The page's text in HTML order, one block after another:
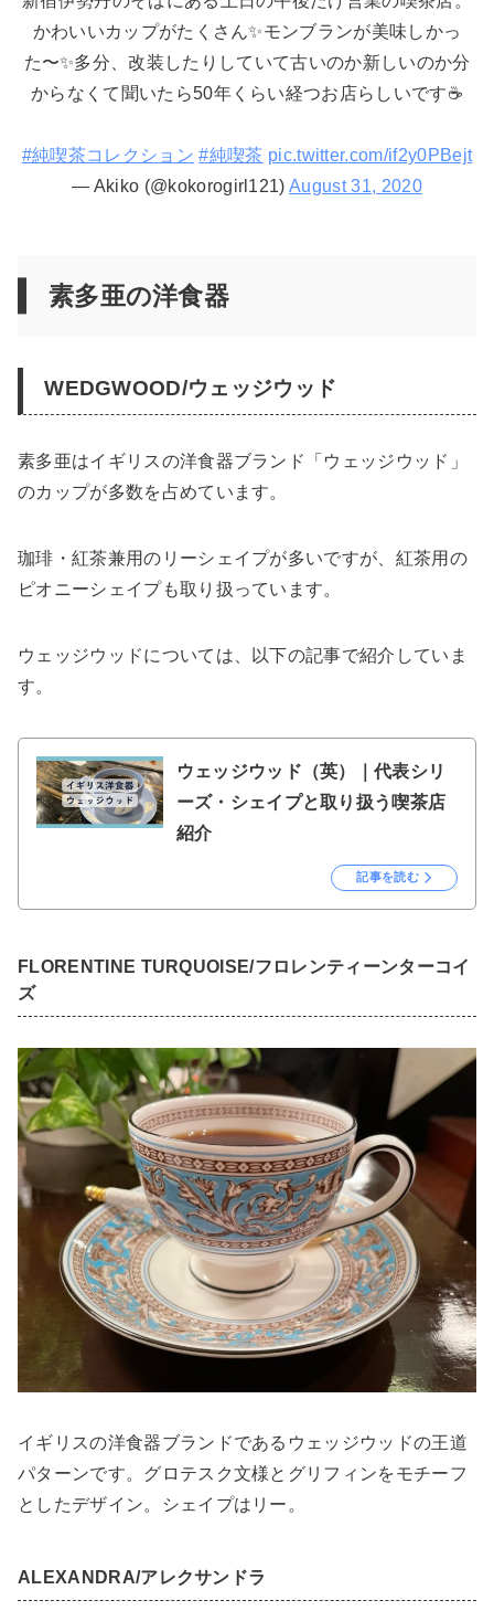
かわいいカップがたくさん✨モンブランが美味しかっ
た〜✨多分、改装したりしていて古いのか新しいのか分
からなくて聞いたら50年くらい経つお店らしいです☕️
#純喫茶コレクション #純喫茶 pic.twitter.com/if2y0PBejt
— Akiko (@kokorogirl121)August 31, 2020
素多亜の洋食器
WEDGWOOD/ウェッジウッド
素多亜はイギリスの洋食器ブランド「ウェッジウッド」
のカップが多数を占めています。
珈琲・紅茶兼用のリーシェイプが多いですが、紅茶用の
ピオニーシェイプも取り扱っています。
ウェッジウッドについては、以下の記事で紹介していま
す。
ウェッジウッド（英）｜代表シリ
ーズ・シェイプと取り扱う喫茶店
紹介
記事を読む
FLORENTINE TURQUOISE/フロレンティーンターコイ
ズ
イギリスの洋食器ブランドであるウェッジウッドの王道
パターンです。グロテスク文様とグリフィンをモチーフ
としたデザイン。シェイプはリー。
ALEXANDRA/アレクサンドラ